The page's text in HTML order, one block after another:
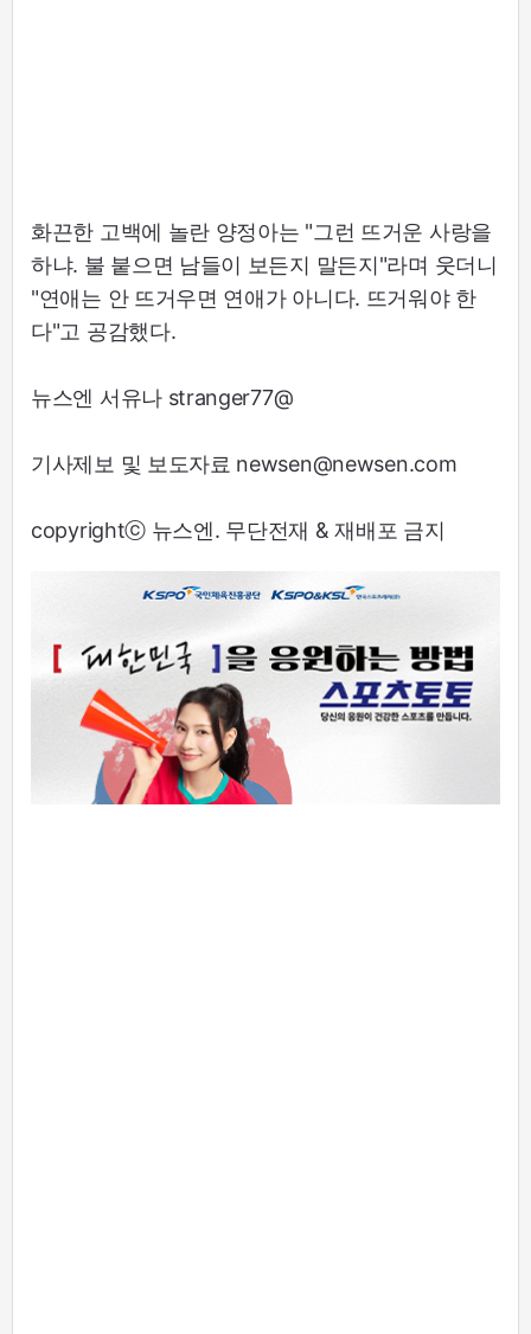
화끈한 고백에 놀란 양정아는 "그런 뜨거운 사랑을
하냐. 불 붙으면 남들이 보든지 말든지"라며 웃더니
"연애는 안 뜨거우면 연애가 아니다. 뜨거워야 한
다"고 공감했다.
뉴스엔 서유나 stranger77@
기사제보 및 보도자료 newsen@newsen.com
copyrightⓒ 뉴스엔. 무단전재 & 재배포 금지